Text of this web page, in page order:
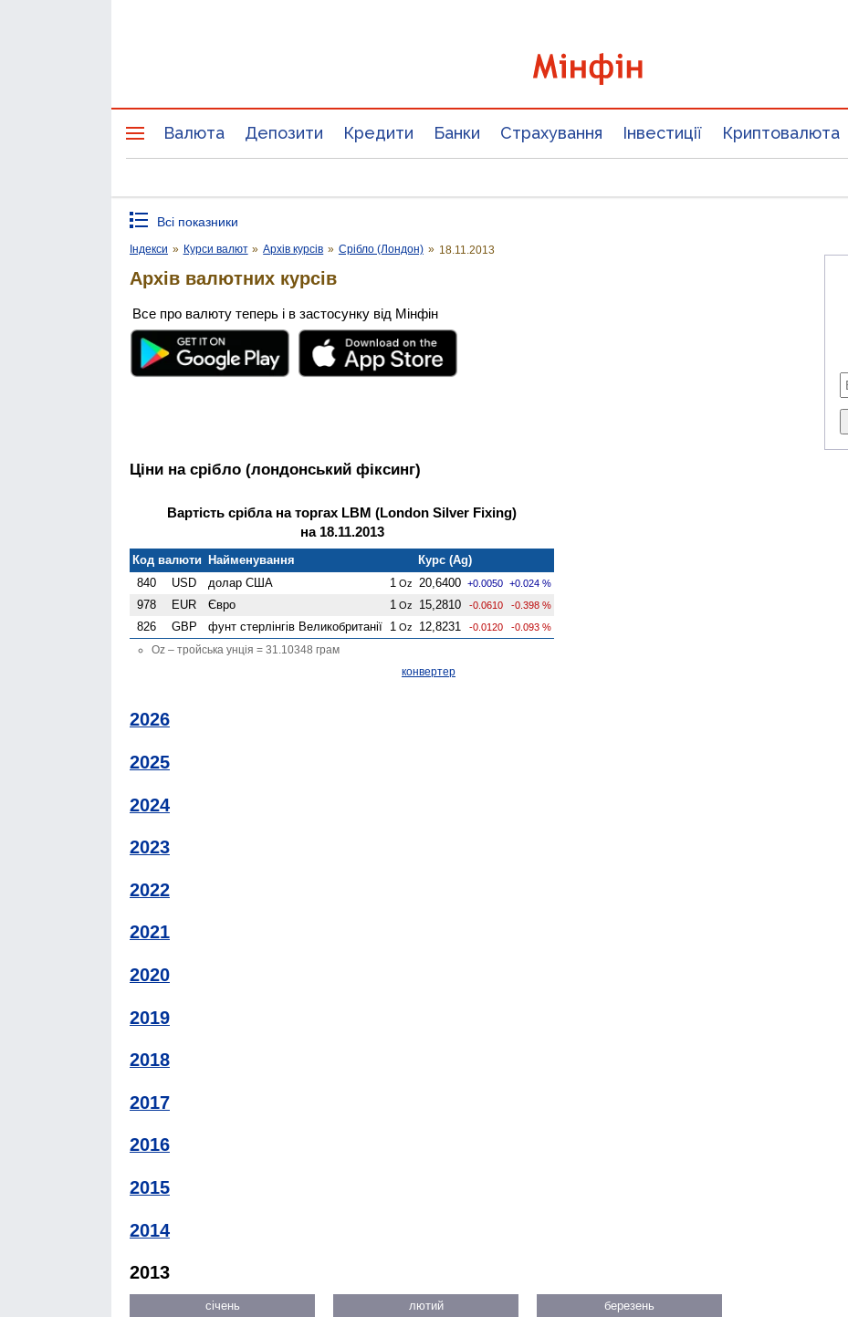
Валюта Депозити Кредити Банки Страхування Інвестиції Криптовалюта
Всі показники
Індекси » Курси валют » Архів курсів » Срібло (Лондон) » 18.11.2013
Архів валютних курсів
Все про валюту теперь і в застосунку від Мінфін
Ціни на срібло (лондонський фіксинг)
Вартість срібла на торгах LBM (London Silver Fixing)
на 18.11.2013
Код валюти Найменування
Курс (Ag)
840
USD долар США 1 Oz 20,6400 +0.0050 +0.024 %
978 EUR Євро 1 Oz 15,2810 -0.0610 -0.398 %
826 GBP фунт стерлінгів Велико­британії 1 Oz 12,8231 -0.0120 -0.093 %
Oz – тройська унція = 31.10348 грам
конвертер
2026
2025
2024
2023
2022
2021
2020
2019
2018
2017
2016
2015
2014
2013
січень
лютий
березень